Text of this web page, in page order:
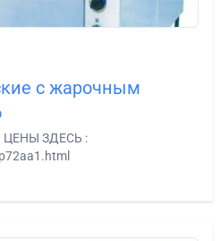
с жарочным
ЗДЕСЬ :